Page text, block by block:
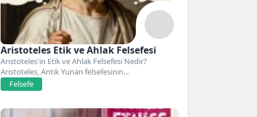
Aristoteles Etik ve Ahlak Felsefesi
Aristoteles'in Etik ve Ahlak Felsefesi Nedir?
Aristoteles, Antik Yunan felsefesinin...
Felsefe